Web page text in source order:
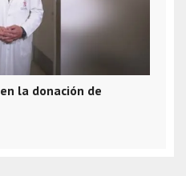
la donación de